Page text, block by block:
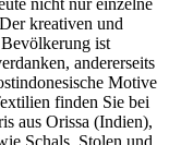
kreativen und
ist
andererseits
Motive
finden Sie bei
aus Orissa (Indien),
Schals, Stolen und